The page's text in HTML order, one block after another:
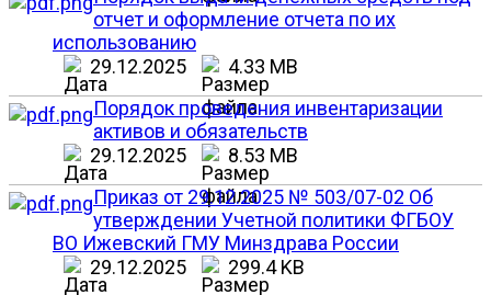
отчет и оформление отчета по их
использованию
29.12.2025
4.33 MB
Порядок проведения инвентаризации
активов и обязательств
29.12.2025
8.53 MB
Приказ от 29.12.2025 № 503/07-02 Об
утверждении Учетной политики ФГБОУ
ВО Ижевский ГМУ Минздрава России
29.12.2025
299.4 KB